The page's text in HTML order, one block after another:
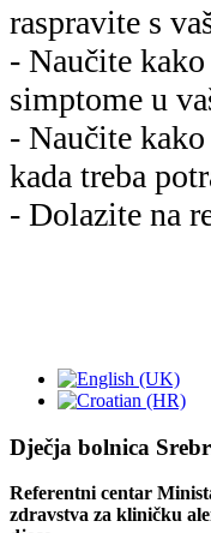
raspravite s
- Naučite
simptome u
- Naučite
kada treba
- Dolazite na
Dječja bolnica
Referentni centar
zdravstva za kliničku